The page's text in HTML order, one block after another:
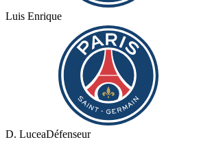
Luis Enrique
D. LuceaDéfenseur